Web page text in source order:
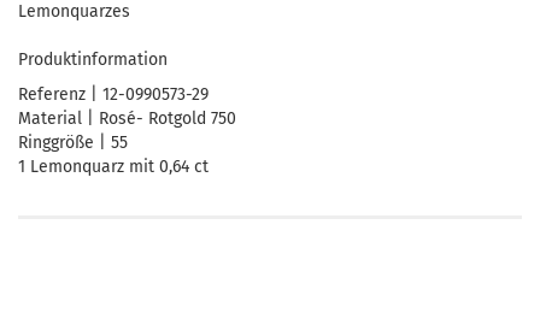
Lemonquarzes
Produktinformation
Referenz | 12-0990573-29
Material | Rosé- Rotgold 750
Ringgröße | 55
1 Lemonquarz mit 0,64 ct